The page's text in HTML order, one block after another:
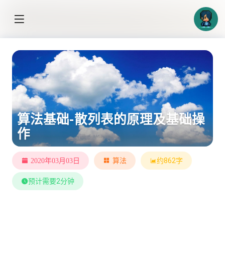
算法基础-散列表的原理及基础操
作
2020年03月03日 算法 约862字
预计需要2分钟